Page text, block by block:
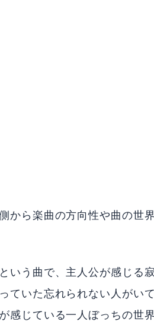
から楽曲の方向性や曲の世
いう曲で、主人公が感じる
ていた忘れられない人がい
感じている一人ぼっちの世